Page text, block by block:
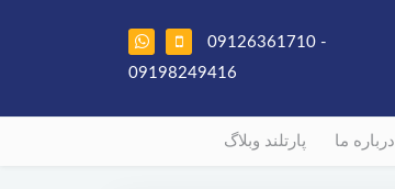
09126361710 -
09198249416
درباره ما پارتلند وبلاگ